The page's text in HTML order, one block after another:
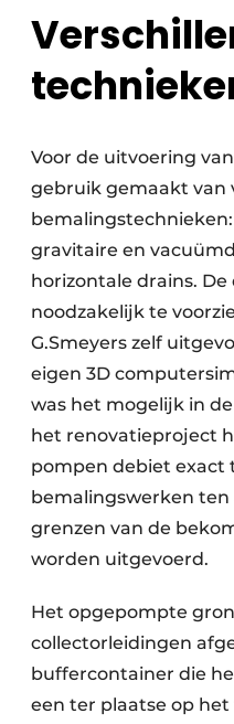
Voor de uitvoering
gebruik gemaakt van
gravitaire en
horizontale drains.
noodzakelijk te
G.Smeyers zelf
eigen 3D
was het mogelijk in
het renovatieproject
pompen debiet exact
bemalingswerken
grenzen van de
worden uitgevoerd.
Het opgepompte
collectorleidingen
buffercontainer die
een ter plaatse op